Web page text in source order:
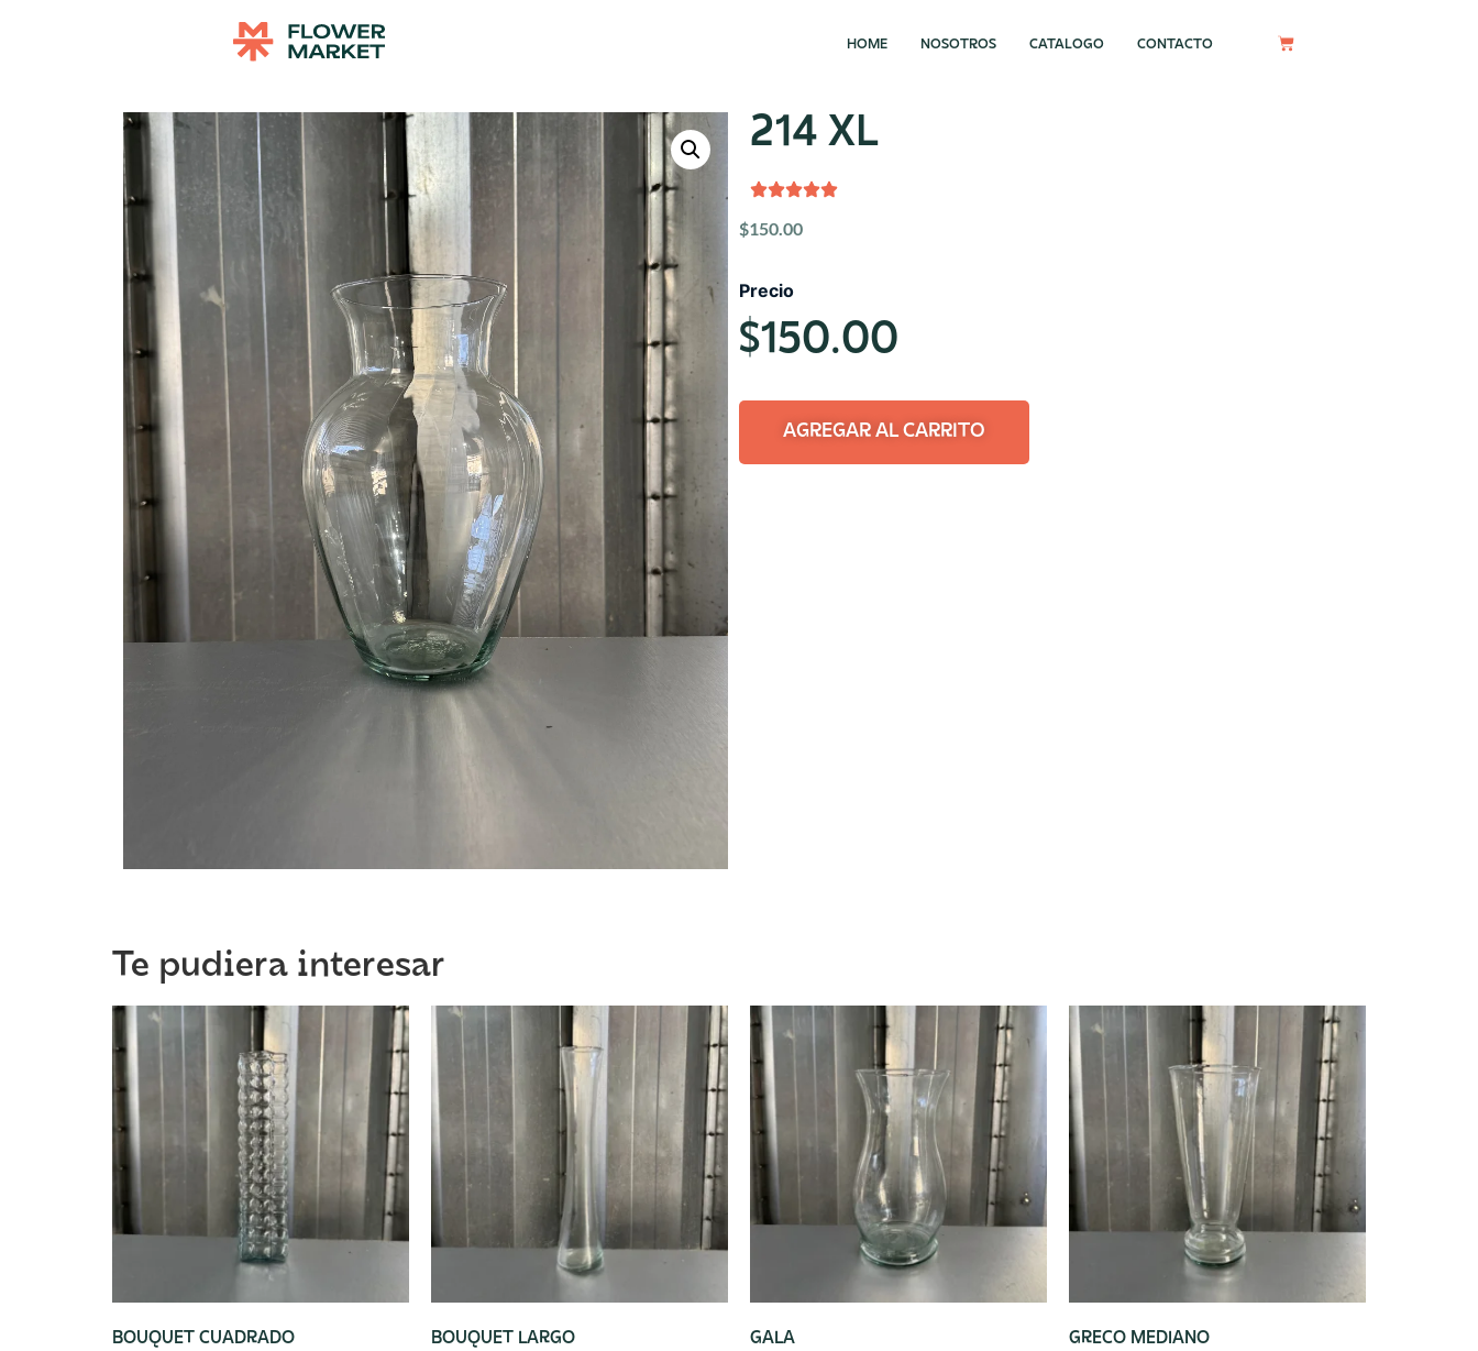
HOME NOSOTROS CATALOGO CONTACTO
214 XL
$150.00
Precio
$150.00
AGREGAR AL CARRITO
Te pudiera interesar
BOUQUET CUADRADO BOUQUET LARGO GALA GRECO MEDIANO